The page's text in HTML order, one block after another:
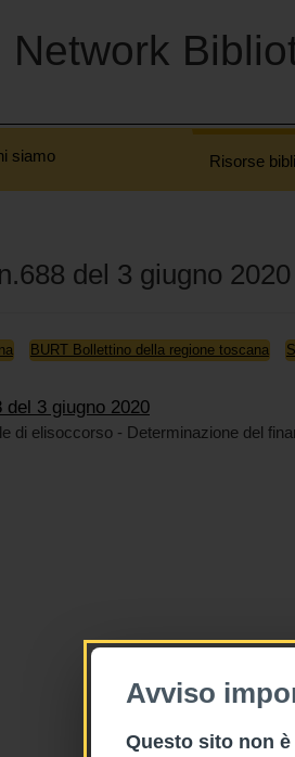
Avviso
Questo sito non
Network
siamo Risorse
del 3 giugno 2020
BURT Bollettino della regione toscana
del 3 giugno 2020
di elisoccorso - Determinazione del